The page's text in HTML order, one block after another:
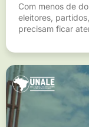
Com menos de
eleitores,
precisam ficar